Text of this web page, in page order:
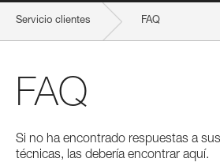
Servicio clientes FAQ
FAQ
Si no ha encontrado respuestas a
técnicas, las debería encontrar aquí.